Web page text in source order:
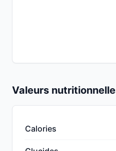
Valeurs
Calories